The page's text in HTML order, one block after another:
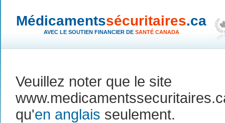
Médicamentssécuritaires.ca
AVEC LE SOUTIEN FINANCIER DE SANTÉ CANADA
Veuillez noter que le site
qu'en anglais seulement.